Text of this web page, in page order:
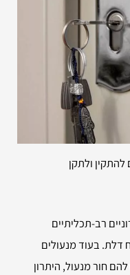
להתקין ולתקן
רב-תכליתיים
דלת. בעוד מנעולים
חור מנעול, היתרון